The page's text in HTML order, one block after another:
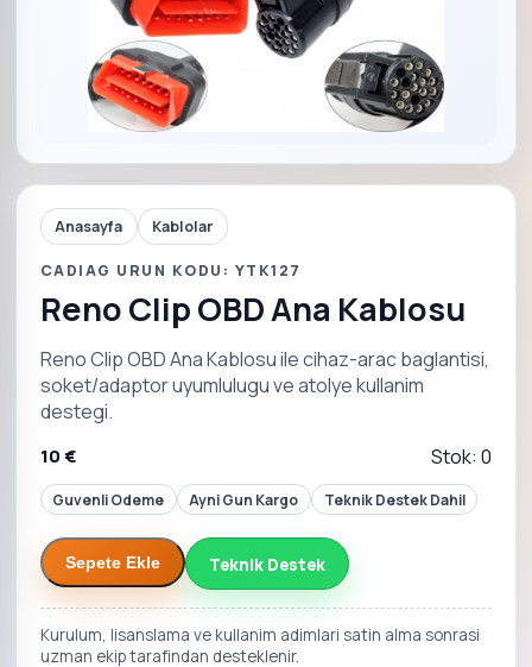
Anasayfa Kablolar
CADIAG URUN KODU: YTK127
Reno Clip OBD Ana Kablosu
Reno Clip OBD Ana Kablosu ile cihaz-arac baglantisi,
soket/adaptor uyumlulugu ve atolye kullanim
destegi.
10 € Stok: 0
Guvenli Odeme Ayni Gun Kargo Teknik Destek Dahil
Sepete Ekle Teknik Destek
Kurulum, lisanslama ve kullanim adimlari satin alma sonrasi
uzman ekip tarafindan desteklenir.